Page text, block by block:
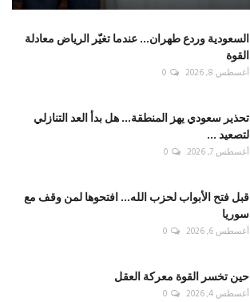
السعودية وردع طهران... عندما تغيّر الرياض معادلة
القوة
أغسطس 8, 2026 0
تحذير سعودي يهز المنطقة... هل بدأ العد التنازلي
لتصعيد ...
أغسطس 7, 2026 0
قبل فتح الأبواب لحزب الله... افتحوها لمن وقف مع
سوريا
أغسطس 6, 2026 0
حين تخسر القوة معركة العقل
أغسطس 4, 2026 0